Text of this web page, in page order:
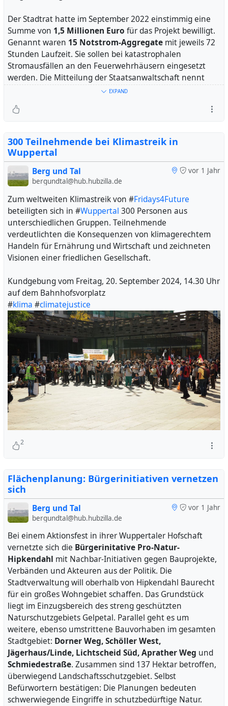
Der Stadtrat hatte im September 2022 einstimmig eine
Summe von 1,5 Millionen Euro für das Projekt bewilligt.
Genannt waren 15 Notstrom-Aggregate mit jeweils 72
Stunden Laufzeit. Sie sollen bei katastrophalen
Stromausfällen an den Feuerwehrhäusern eingesetzt
werden. Die Mitteilung der Staatsanwaltschaft nennt
Oberbürgermeister
(Bündnis 90/Die
Ermittlungen "rückhaltlos und mit allem Einsatz".
#wuppertal#katastrophenschutz#korruptionsverdacht
EXPAND
300 Teilnehmende bei Klimastreik in
Wuppertal
vor 1 Jahr
Berg und Tal
bergundtal@hub.hubzilla.de
Zum weltweiten Klimastreik von #Fridays4Future
beteiligten sich in #Wuppertal 300 Personen aus
unterschiedlichen Gruppen. Teilnehmende
verdeutlichten die Konsequenzen von klimagerechtem
Handeln für Ernährung und Wirtschaft und zeichneten
Visionen einer friedlichen Gesellschaft.
Kundgebung vom Freitag, 20. September 2024, 14.30 Uhr
auf dem Bahnhofsvorplatz
#klima #climatejustice
2
Flächenplanung: Bürgerinitiativen vernetzen
sich
vor 1 Jahr
Berg und Tal
bergundtal@hub.hubzilla.de
Bei einem Aktionsfest in ihrer Wuppertaler Hofschaft
vernetzte sich die Bürgerinitative Pro-Natur-
Hipkendahl mit Nachbar-Initiativen gegen Bauprojekte,
Verbänden und Akteuren aus der Politik. Die
Stadtverwaltung will oberhalb von Hipkendahl Baurecht
für ein großes Wohngebiet schaffen. Das Grundstück
liegt im Einzugsbereich des streng geschützten
Naturschutzgebiets Gelpetal. Parallel geht es um
weitere, ebenso umstrittene Bauvorhaben im gesamten
Stadtgebiet: Dorner Weg, Schöller West,
Jägerhaus/Linde, Lichtscheid Süd, Aprather Weg und
Schmiedestraße. Zusammen sind 137 Hektar betroffen,
überwiegend Landschaftsschutzgebiet. Selbst
Befürwortern bestätigen: Die Planungen bedeuten
schwerwiegende Eingriffe in schutzbedürftige Natur.